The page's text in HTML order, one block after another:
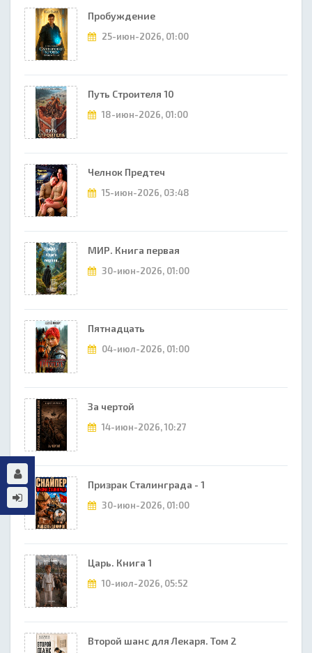
Пробуждение
25-июн-2026, 01:00
Путь Строителя 10
18-июн-2026, 01:00
Челнок Предтеч
15-июн-2026, 03:48
МИР. Книга первая
30-июн-2026, 01:00
Пятнадцать
04-июл-2026, 01:00
За чертой
14-июн-2026, 10:27
Призрак Сталинграда - 1
30-июн-2026, 01:00
Царь. Книга 1
10-июл-2026, 05:52
Второй шанс для Лекаря. Том 2